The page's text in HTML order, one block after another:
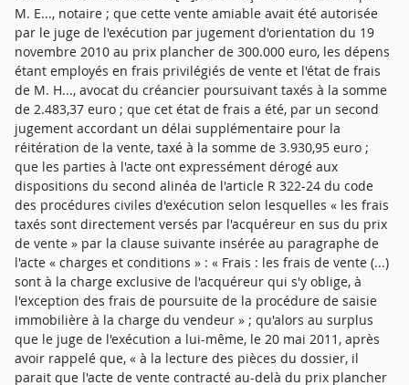
M. E..., notaire ; que cette vente amiable avait été autorisée
par le juge de l'exécution par jugement d'orientation du 19
novembre 2010 au prix plancher de 300.000 euro, les dépens
étant employés en frais privilégiés de vente et l'état de frais
de M. H..., avocat du créancier poursuivant taxés à la somme
de 2.483,37 euro ; que cet état de frais a été, par un second
jugement accordant un délai supplémentaire pour la
réitération de la vente, taxé à la somme de 3.930,95 euro ;
que les parties à l'acte ont expressément dérogé aux
dispositions du second alinéa de l'article R 322-24 du code
des procédures civiles d'exécution selon lesquelles « les frais
taxés sont directement versés par l'acquéreur en sus du prix
de vente » par la clause suivante insérée au paragraphe de
l'acte « charges et conditions » : « Frais : les frais de vente (...)
sont à la charge exclusive de l'acquéreur qui s'y oblige, à
l'exception des frais de poursuite de la procédure de saisie
immobilière à la charge du vendeur » ; qu'alors au surplus
que le juge de l'exécution a lui-même, le 20 mai 2011, après
avoir rappelé que, « à la lecture des pièces du dossier, il
parait que l'acte de vente contracté au-delà du prix plancher